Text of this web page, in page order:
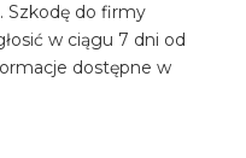
Szkodę do firmy
w ciągu 7 dni od
dostępne w